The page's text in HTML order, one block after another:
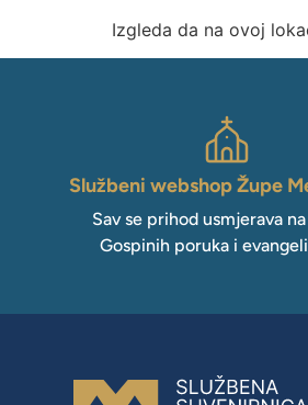
Izgleda da na ovoj
Službeni webshop Župe
Sav se prihod usmjerava
Gospinih poruka i